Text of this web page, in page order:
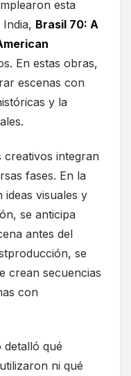
esta
India, Brasil 70: A
En estas obras,
escenas con
y la
creativos integran
fases. En la
visuales y
se anticipa
antes del
se
crean secuencias
con
detalló qué
ni qué